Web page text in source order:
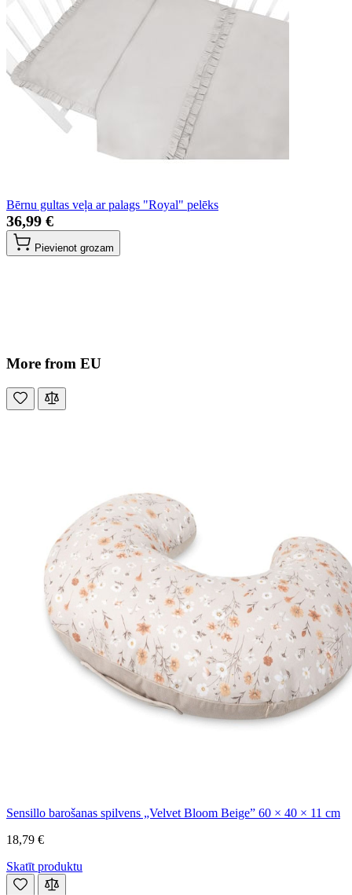
Bērnu gultas veļa ar palags "Royal" pelēks
36,99 €
Pievienot grozam
More from EU
Sensillo barošanas spilvens „Velvet Bloom Beige” 60 × 40 × 11 cm
18,79 €
Skatīt produktu